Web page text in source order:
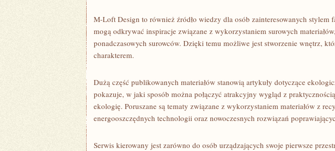
M-Loft Design to również źródło wiedzy dla osób zainteresowanych stylem
mogą odkrywać inspiracje związane z wykorzystaniem surowych
ponadczasowych surowców. Dzięki temu możliwe jest stworzenie wnętrz,
charakterem.
Dużą część publikowanych materiałów stanowią artykuły dotyczące
pokazuje, w jaki sposób można połączyć atrakcyjny wygląd z
ekologię. Poruszane są tematy związane z wykorzystaniem materiałów z
energooszczędnych technologii oraz nowoczesnych rozwiązań
Serwis kierowany jest zarówno do osób urządzających swoje pierwsze